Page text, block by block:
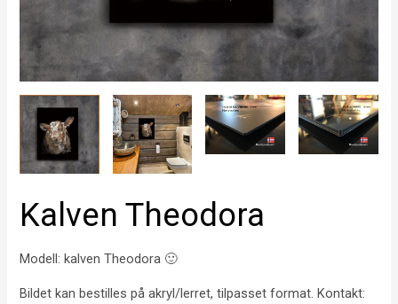
Kalven Theodora
Modell: kalven Theodora 🙂
Bildet kan bestilles på akryl/lerret, tilpasset format. Kontakt: